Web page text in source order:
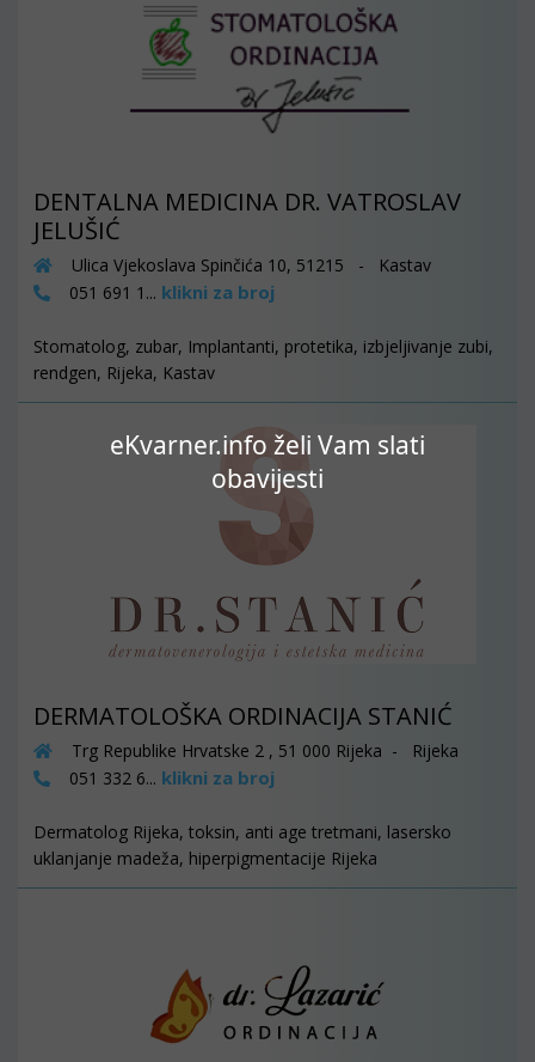
eKvarner.info želi Vam slati
obavijesti
DENTALNA MEDICINA DR. VATROSLAV
JELUŠIĆ
Ulica Vjekoslava Spinčića 10, 51215 - Kastav
051 691 1... klikni za broj
Stomatolog, zubar, Implantanti, protetika, izbjeljivanje zubi,
rendgen, Rijeka, Kastav
DERMATOLOŠKA ORDINACIJA STANIĆ
Trg Republike Hrvatske 2 , 51 000 Rijeka - Rijeka
051 332 6... klikni za broj
Dermatolog Rijeka, toksin, anti age tretmani, lasersko
uklanjanje madeža, hiperpigmentacije Rijeka